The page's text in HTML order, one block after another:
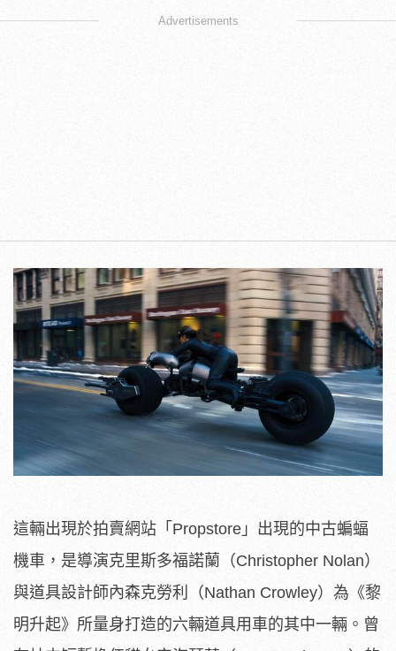
Advertisements
這輛出現於拍賣網站「Propstore」出現的中古蝙蝠
機車，是導演克里斯多福諾蘭（Christopher Nolan）
與道具設計師內森克勞利（Nathan Crowley）為《黎
明升起》所量身打造的六輛道具用車的其中一輛。曾